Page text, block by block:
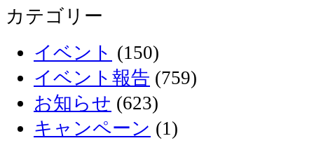
カテゴリー
イベント (150)
イベント報告 (759)
お知らせ (623)
キャンペーン (1)